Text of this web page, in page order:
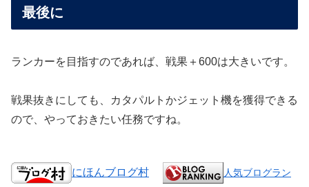
最後に
ランカーを目指すのであれば、戦果＋600は大きいです。
戦果抜きにしても、カタパルトかジェット機を獲得できる
ので、やっておきたい任務ですね。
にほんブログ村
人気ブログラン